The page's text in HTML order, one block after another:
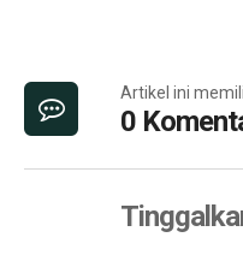
Artikel ini
0